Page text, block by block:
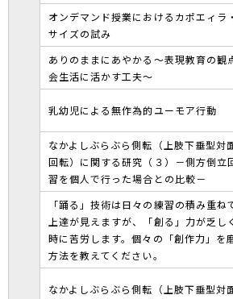
オンデマンド授業におけるカポエィラ
サイズの試み
ありのままにあやかる～表現教育の観
会生活に活かす工夫～
乳幼児による無作為的ユーモア行動
なかよしぶらぶら側転（上肢下垂型対
回転）に関する研究（３）－側方倒立
習を個人で行った場合との比較－
「踊る」技術は日々の練習の積み重ね
上達が見えますが、「創る」力が乏し
時に苦労します。個々の「創作力」を
方法を教えてください。
なかよしぶらぶら側転（上肢下垂型対